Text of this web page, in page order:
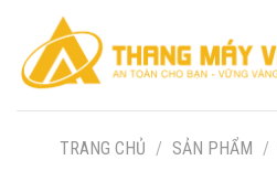
dung
TRANG CHỦ / SẢN PHẨM /